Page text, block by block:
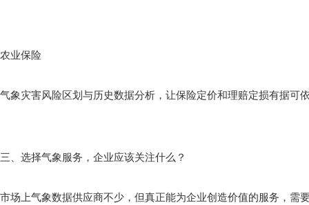
农业保险
气象灾害风险区划与历史数据分析，让保险定价和理赔定损有据可
三、选择气象服务，企业应该关注什么？
市场上气象数据供应商不少，但真正能为企业创造价值的服务，需